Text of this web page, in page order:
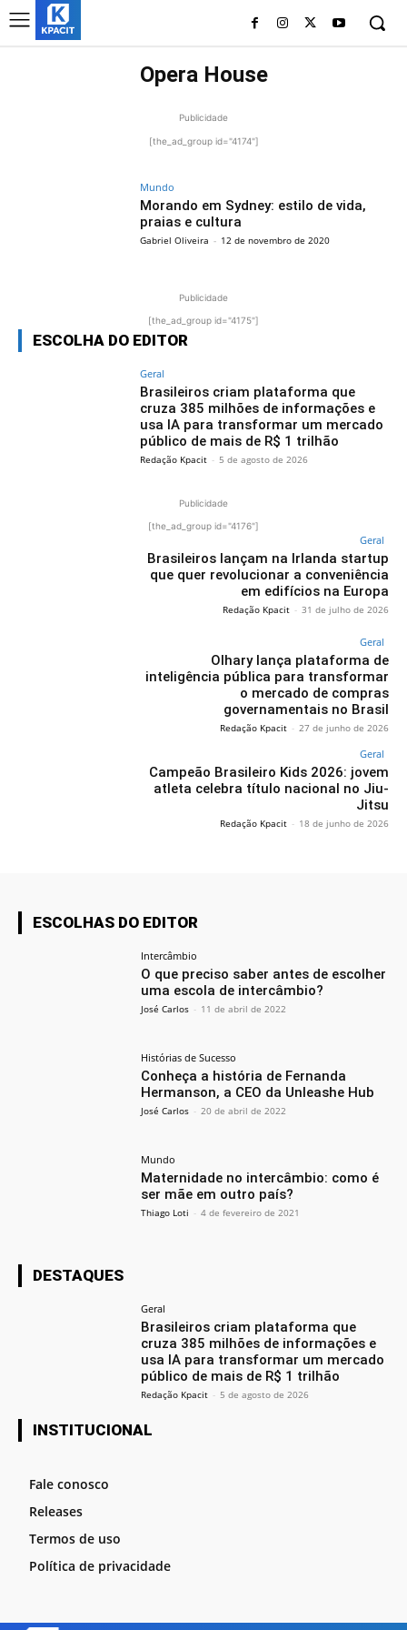
Opera House
Publicidade
[the_ad_group id="4174"]
Mundo
Morando em Sydney: estilo de vida,
praias e cultura
Gabriel Oliveira - 12 de novembro de 2020
Publicidade
[the_ad_group id="4175"]
ESCOLHA DO EDITOR
Geral
Brasileiros criam plataforma que
cruza 385 milhões de informações e
usa IA para transformar um mercado
público de mais de R$ 1 trilhão
Redação Kpacit - 5 de agosto de 2026
Publicidade
[the_ad_group id="4176"]
Geral
Brasileiros lançam na Irlanda startup
que quer revolucionar a conveniência
em edifícios na Europa
Redação Kpacit - 31 de julho de 2026
Geral
Olhary lança plataforma de
inteligência pública para transformar
o mercado de compras
governamentais no Brasil
Redação Kpacit - 27 de junho de 2026
Geral
Campeão Brasileiro Kids 2026: jovem
atleta celebra título nacional no Jiu-
Jitsu
Redação Kpacit - 18 de junho de 2026
ESCOLHAS DO EDITOR
Intercâmbio
O que preciso saber antes de escolher
uma escola de intercâmbio?
José Carlos - 11 de abril de 2022
Histórias de Sucesso
Conheça a história de Fernanda
Hermanson, a CEO da Unleashe Hub
José Carlos - 20 de abril de 2022
Mundo
Maternidade no intercâmbio: como é
ser mãe em outro país?
Thiago Loti - 4 de fevereiro de 2021
DESTAQUES
Geral
Brasileiros criam plataforma que
cruza 385 milhões de informações e
usa IA para transformar um mercado
público de mais de R$ 1 trilhão
Redação Kpacit - 5 de agosto de 2026
INSTITUCIONAL
Fale conosco
Releases
Termos de uso
Política de privacidade